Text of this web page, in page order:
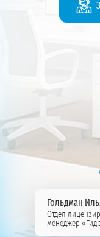
Гольдман
Отдел
менеджер